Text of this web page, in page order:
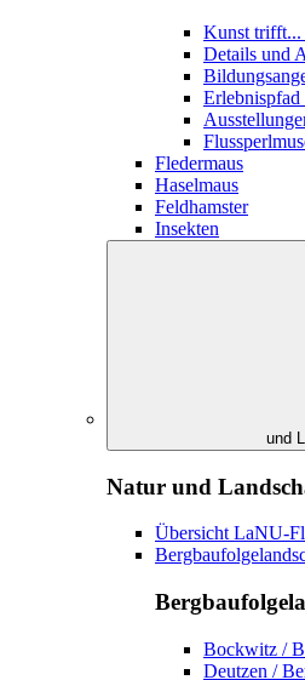
Kunst trifft...
Details und
Erlebnispfad
Fledermaus
Haselmaus
Feldhamster
Insekten
und
Natur und
Übersicht LaNU-
Bockwitz /
Deutzen /